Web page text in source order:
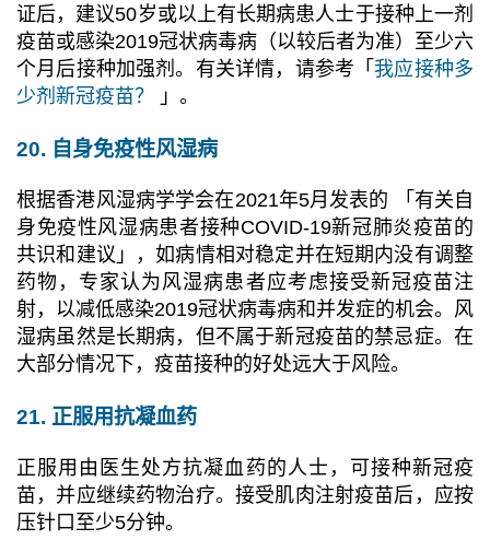
证后，建议50岁或以上有长期病患人士于接种上一剂
疫苗或感染2019冠状病毒病（以较后者为准）至少六
个月后接种加强剂。有关详情，请参考「 我应接种多
少剂新冠疫苗？
」。
20. 自身免疫性风湿病
根据香港风湿病学学会在2021年5月发表的 「有关⾃
⾝免疫性风湿病患者接种COVID-19新冠肺炎疫苗的
共识和建议」，如病情相对稳定并在短期内没有调整
药物，专家认为风湿病患者应考虑接受新冠疫苗注
射，以减低感染2019冠状病毒病和并发症的机会。风
湿病虽然是长期病，但不属于新冠疫苗的禁忌症。在
⼤部分情况下，疫苗接种的好处远⼤于风险。
21. 正服用抗凝血药
正服用由医生处方抗凝血药的人士，可接种新冠疫
苗，并应继续药物治疗。接受肌肉注射疫苗后，应按
压针口至少5分钟。